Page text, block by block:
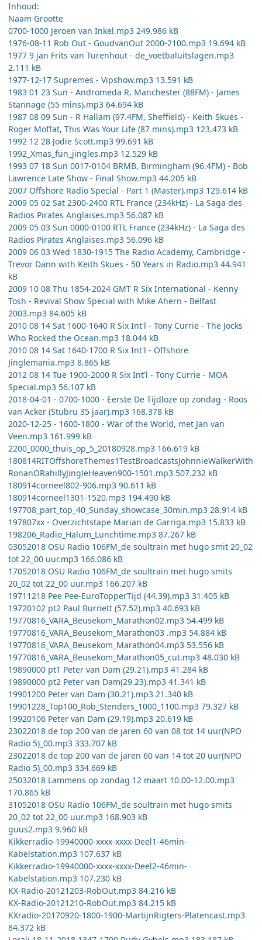
Inhoud:
Naam Grootte
0700-1000 Jeroen van Inkel.mp3 249.986 kB
1976-08-11 Rob Out - GoudvanOut 2000-2100.mp3 19.694 kB
1977 9 jan Frits van Turenhout - de_voetbaluitslagen.mp3
2.111 kB
1977-12-17 Supremes - Vipshow.mp3 13.591 kB
1983 01 23 Sun - Andromeda R, Manchester (88FM) - James
Stannage (55 mins).mp3 64.694 kB
1987 08 09 Sun - R Hallam (97.4FM, Sheffield) - Keith Skues -
Roger Moffat, This Was Your Life (87 mins).mp3 123.473 kB
1992 12 28 Jodie Scott.mp3 99.691 kB
1992_Xmas_fun_jingles.mp3 12.529 kB
1993 07 18 Sun 0017-0104 BRMB, Birmingham (96.4FM) - Bob
Lawrence Late Show - Final Show.mp3 44.205 kB
2007 Offshore Radio Special - Part 1 (Master).mp3 129.614 kB
2009 05 02 Sat 2300-2400 RTL France (234kHz) - La Saga des
Radios Pirates Anglaises.mp3 56.087 kB
2009 05 03 Sun 0000-0100 RTL France (234kHz) - La Saga des
Radios Pirates Anglaises.mp3 56.096 kB
2009 06 03 Wed 1830-1915 The Radio Academy, Cambridge -
Trevor Dann with Keith Skues - 50 Years in Radio.mp3 44.941
kB
2009 10 08 Thu 1854-2024 GMT R Six International - Kenny
Tosh - Revival Show Special with Mike Ahern - Belfast
2003.mp3 84.605 kB
2010 08 14 Sat 1600-1640 R Six Int'l - Tony Currie - The Jocks
Who Rocked the Ocean.mp3 18.044 kB
2010 08 14 Sat 1640-1700 R Six Int'l - Offshore
Jinglemania.mp3 8.865 kB
2012 08 14 Tue 1900-2000 R Six Int'l - Tony Currie - MOA
Special.mp3 56.107 kB
2018-04-01 - 0700-1000 - Eerste De Tijdloze op zondag - Roos
van Acker (Stubru 35 jaar).mp3 168.378 kB
2020-12-25 - 1600-1800 - War of the World, met Jan van
Veen.mp3 161.999 kB
2200_0000_thuis_op_5_20180928.mp3 166.619 kB
180814RITOffshoreThemes1TestBroadcastsJohnnieWalkerWith
RonanORahillyJingleHeaven900-1501.mp3 507.232 kB
180914corneel802-906.mp3 90.611 kB
180914corneel1301-1520.mp3 194.490 kB
197708_part_top_40_Sunday_showcase_30min.mp3 28.914 kB
197807xx - Overzichtstape Marian de Garriga.mp3 15.833 kB
198206_Radio_Halum_Lunchtime.mp3 87.267 kB
03052018 OSU Radio 106FM_de soultrain met hugo smit 20_02
tot 22_00 uur.mp3 166.086 kB
17052018 OSU Radio 106FM_de soultrain met hugo smits
20_02 tot 22_00 uur.mp3 166.207 kB
19711218 Pee Pee-EuroTopperTijd (44.39).mp3 31.405 kB
19720102 pt2 Paul Burnett (57.52).mp3 40.693 kB
19770816_VARA_Beusekom_Marathon02.mp3 54.499 kB
19770816_VARA_Beusekom_Marathon03 .mp3 54.884 kB
19770816_VARA_Beusekom_Marathon04.mp3 53.556 kB
19770816_VARA_Beusekom_Marathon05_cut.mp3 48.030 kB
19890000 pt1 Peter van Dam (29.21).mp3 41.284 kB
19890000 pt2 Peter van Dam(29.23).mp3 41.341 kB
19901200 Peter van Dam (30.21).mp3 21.340 kB
19901228_Top100_Rob_Stenders_1000_1100.mp3 79.327 kB
19920106 Peter van Dam (29.19).mp3 20.619 kB
23022018 de top 200 van de jaren 60 van 08 tot 14 uur(NPO
Radio 5)_00.mp3 333.707 kB
23022018 de top 200 van de jaren 60 van 14 tot 20 uur(NPO
Radio 5)_00.mp3 334.669 kB
25032018 Lammens op zondag 12 maart 10.00-12.00.mp3
170.865 kB
31052018 OSU Radio 106FM_de soultrain met hugo smits
20_02 tot 22_00 uur.mp3 168.903 kB
guus2.mp3 9.960 kB
Kikkerradio-19940000-xxxx-xxxx-Deel1-46min-
Kabelstation.mp3 107.637 kB
Kikkerradio-19940000-xxxx-xxxx-Deel2-46min-
Kabelstation.mp3 107.230 kB
KX-Radio-20121203-RobOut.mp3 84.216 kB
KX-Radio-20121210-RobOut.mp3 84.215 kB
KXradio-20170920-1800-1900-MartijnRigters-Platencast.mp3
84.372 kB